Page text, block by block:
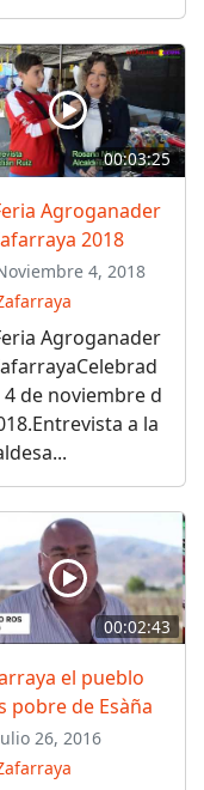
00:03:25
Agroganader
2018
4, 2018
Agroganader
4 de noviembre d
a la
00:02:43
el pueblo
pobre de Esàña
26, 2016